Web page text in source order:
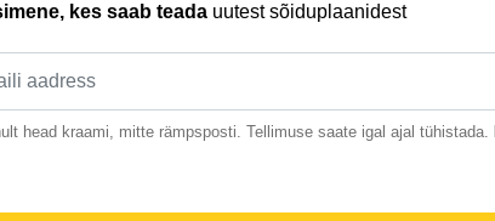
kes saab teada uutest sõiduplaanidest
head kraami, mitte rämpsposti. Tellimuse saate igal ajal tühistada.